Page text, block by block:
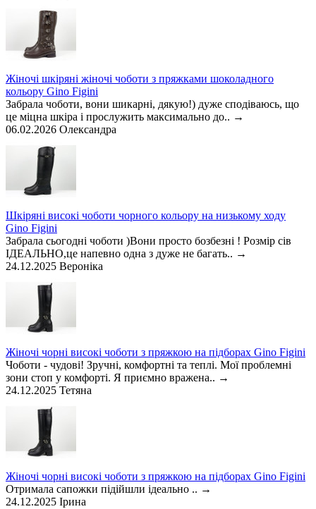
Жіночі шкіряні жіночі чоботи з пряжками шоколадного
кольору Gino Figini
Забрала чоботи, вони шикарні, дякую!) дуже сподіваюсь, що
це міцна шкіра і прослужить максимально до.. →
06.02.2026 Олександра
Шкіряні високі чоботи чорного кольору на низькому ходу
Gino Figini
Забрала сьогодні чоботи )Вони просто бозбезні ! Розмір сів
ІДЕАЛЬНО,це напевно одна з дуже не багать.. →
24.12.2025 Вероніка
Жіночі чорні високі чоботи з пряжкою на підборах Gino Figini
Чоботи - чудові! Зручні, комфортні та теплі. Мої проблемні
зони стоп у комфорті. Я приємно вражена.. →
24.12.2025 Тетяна
Жіночі чорні високі чоботи з пряжкою на підборах Gino Figini
Отримала сапожки підійшли ідеально .. →
24.12.2025 Ірина